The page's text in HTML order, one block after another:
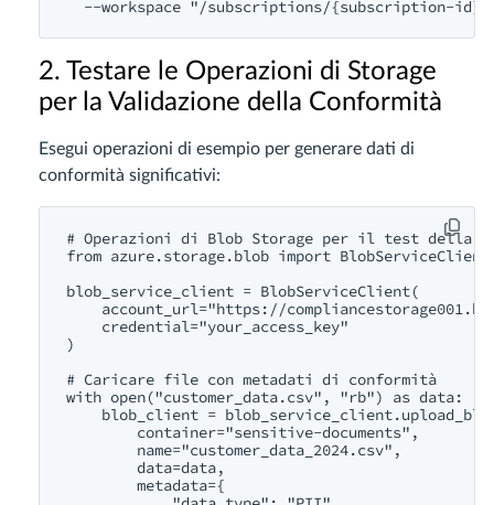
2. Testare le Operazioni di Storage
per la Validazione della Conformità
Esegui operazioni di esempio per generare dati di
conformità significativi:
# Operazioni di Blob Storage per il test della
from azure.storage.blob import BlobServiceClient
blob_service_client = BlobServiceClient(
account_url="https://
    credential="your_access_key"
)
# Caricare file con metadati di conformità
with open("customer_data.csv", "rb") as data:
blob_client =
        container="sensitive-documents",
        name="customer_data_2024.csv",
        data=data,
        metadata={